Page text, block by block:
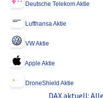
Deutsche Telekom Aktie
Lufthansa Aktie
VW Aktie
Apple Aktie
DroneShield Aktie
DAX aktuell: